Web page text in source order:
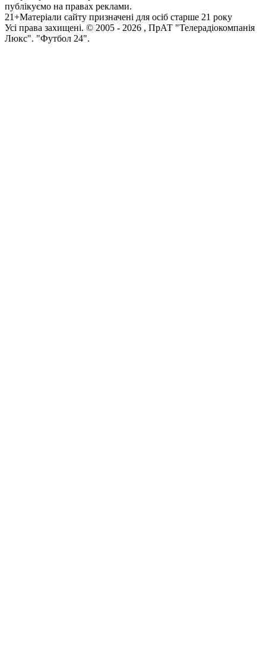
публікуємо на правах реклами.
21+Матеріали сайту призначені для осіб старше 21 року
Усi права захищенi. © 2005 - 2026 , ПрАТ "Телерадіокомпанія
Люкс". "Футбол 24".